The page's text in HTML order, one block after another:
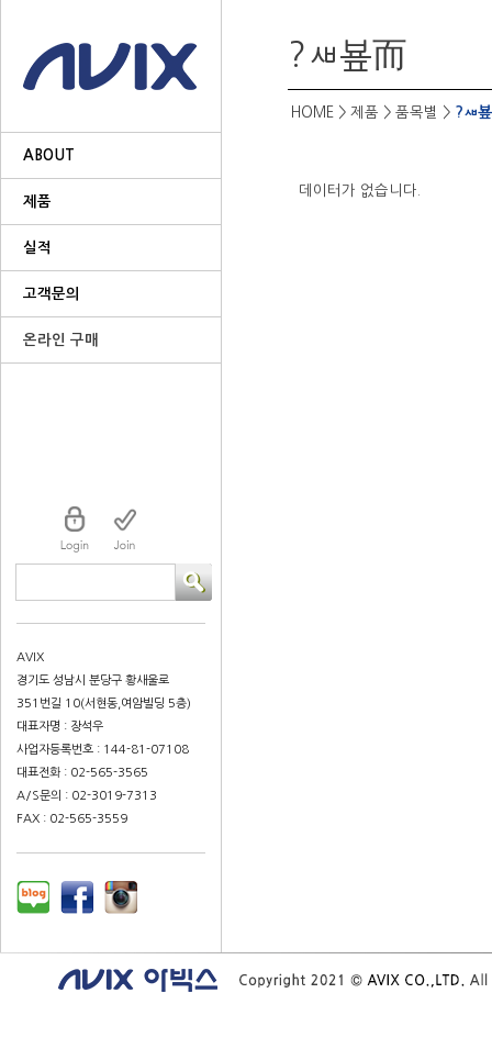
ABOUT
제품
실적
고객문의
온라인 구매
AVIX
경기도 성남시 분당구 황새울로
351번길 10(서현동,여암빌딩 5층)
대표자명 : 장석우
사업자등록번호 : 144-81-07108
대표전화 : 02-565-3565
A/S문의 : 02-3019-7313
FAX : 02-565-3559
?ㅽ뵾而
HOME > 제품 > 품목별 > ?ㅽ
데이터가 없습니다.